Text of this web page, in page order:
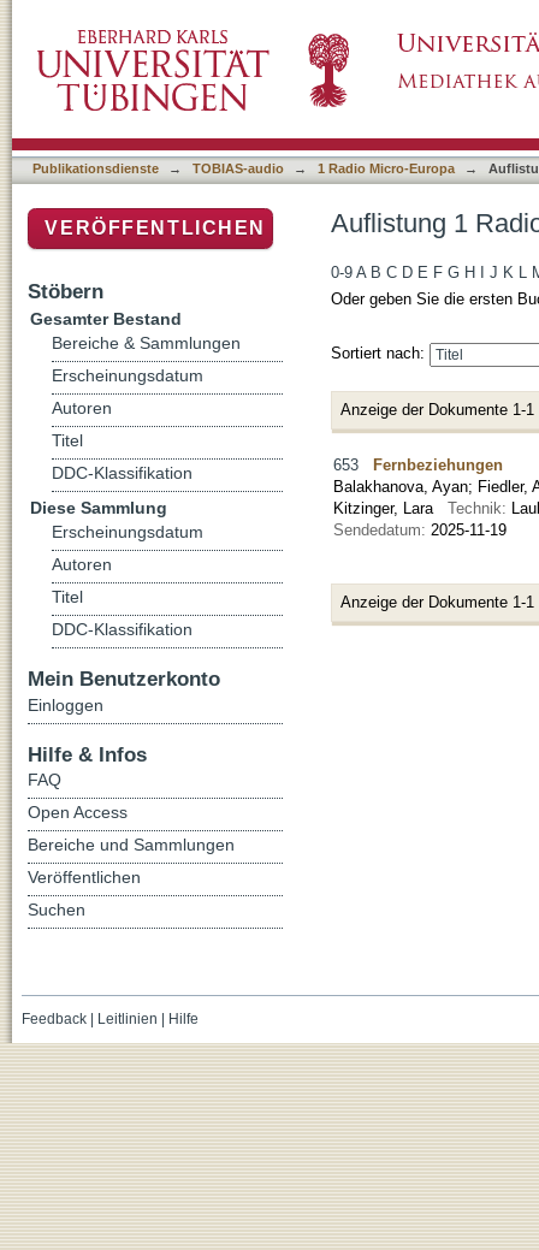
Publikationsdienste → TOBIAS-audio → 1 Radio Micro-Europa →
Auflistung 1
0-9 A B C D E F G H J K L
Oder geben Sie die ersten
Sortiert nach:
Anzeige der Dokumente 1-1
653 Fernbeziehungen
Balakhanova, Ayan; Fiedler,
Kitzinger, Lara Technik:
Sendedatum: 2025-11-19
Anzeige der Dokumente 1-1
VERÖFFENTLICHEN
Stöbern
Gesamter Bestand
Bereiche & Sammlungen
Erscheinungsdatum
Autoren
Titel
DDC-Klassifikation
Diese Sammlung
Erscheinungsdatum
Autoren
Titel
DDC-Klassifikation
Mein Benutzerkonto
Einloggen
Hilfe & Infos
FAQ
Open Access
Bereiche und Sammlungen
Veröffentlichen
Suchen
Feedback| Leitlinien | Hilfe